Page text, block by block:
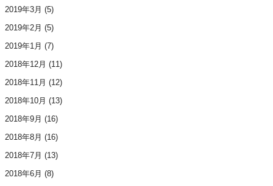
2019年3月 (5)
2019年2月 (5)
2019年1月 (7)
2018年12月 (11)
2018年11月 (12)
2018年10月 (13)
2018年9月 (16)
2018年8月 (16)
2018年7月 (13)
2018年6月 (8)